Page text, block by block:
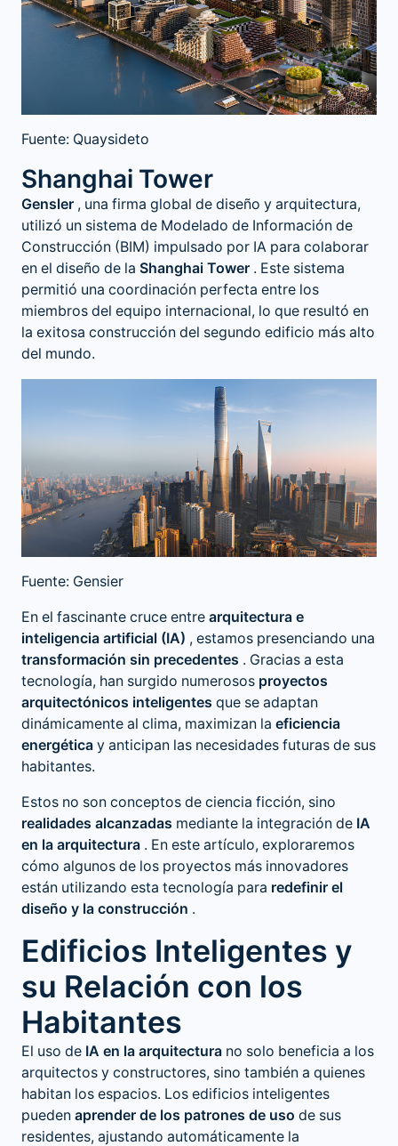
Fuente: Quaysideto
Shanghai Tower
Gensler , una firma global de diseño y arquitectura,
utilizó un sistema de Modelado de Información de
Construcción (BIM) impulsado por IA para colaborar
en el diseño de la Shanghai Tower . Este sistema
permitió una coordinación perfecta entre los
miembros del equipo internacional, lo que resultó en
la exitosa construcción del segundo edificio más alto
del mundo​.
Fuente: Gensier
En el fascinante cruce entre arquitectura e
inteligencia artificial (IA) , estamos presenciando una
transformación sin precedentes . Gracias a esta
tecnología, han surgido numerosos proyectos
arquitectónicos inteligentes que se adaptan
dinámicamente al clima, maximizan la eficiencia
energética y anticipan las necesidades futuras de sus
habitantes.
Estos no son conceptos de ciencia ficción, sino
realidades alcanzadas mediante la integración de IA
en la arquitectura . En este artículo, exploraremos
cómo algunos de los proyectos más innovadores
están utilizando esta tecnología para redefinir el
diseño y la construcción .
Edificios Inteligentes y
su Relación con los
Habitantes
El uso de IA en la arquitectura no solo beneficia a los
arquitectos y constructores, sino también a quienes
habitan los espacios. Los edificios inteligentes
pueden aprender de los patrones de uso de sus
residentes, ajustando automáticamente la